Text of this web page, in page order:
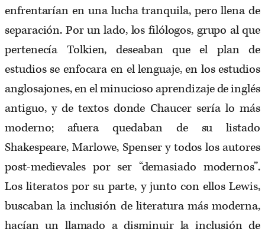
enfrentarían en una lucha tranquila, pero llena de
separación. Por un lado, los filólogos, grupo al que
pertenecía Tolkien, deseaban que el plan de
estudios se enfocara en el lenguaje, en los estudios
anglosajones, en el minucioso aprendizaje de inglés
antiguo, y de textos donde Chaucer sería lo más
moderno; afuera quedaban de su listado
Shakespeare, Marlowe, Spenser y todos los autores
post-medievales por ser “demasiado modernos”.
Los literatos por su parte, y junto con ellos Lewis,
buscaban la inclusión de literatura más moderna,
hacían un llamado a disminuir la inclusión de